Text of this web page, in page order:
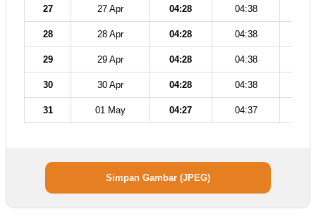
27 27 Apr 04:28 04:38
28 28 Apr 04:28 04:38
29 29 Apr 04:28 04:38
30 30 Apr 04:28 04:38
31 01 May 04:27 04:37
Simpan Gambar (JPEG)